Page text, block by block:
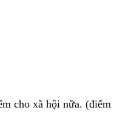
cho xã hội nữa.